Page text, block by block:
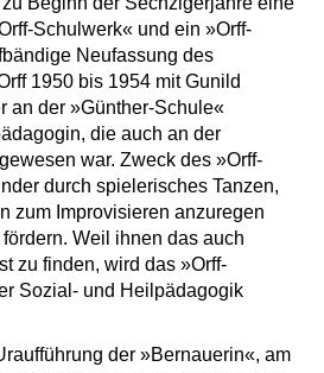
Schulwerk« und ein »Orff-
Neufassung des
1950 bis 1954 mit Gunild
an der »Günther-Schule«
die auch an der
war. Zweck des »Orff-
durch spielerisches Tanzen,
zum Improvisieren anzuregen
Weil ihnen das auch
zu finden, wird das »Orff-
Sozial- und Heilpädagogik
der »Bernauerin«, am